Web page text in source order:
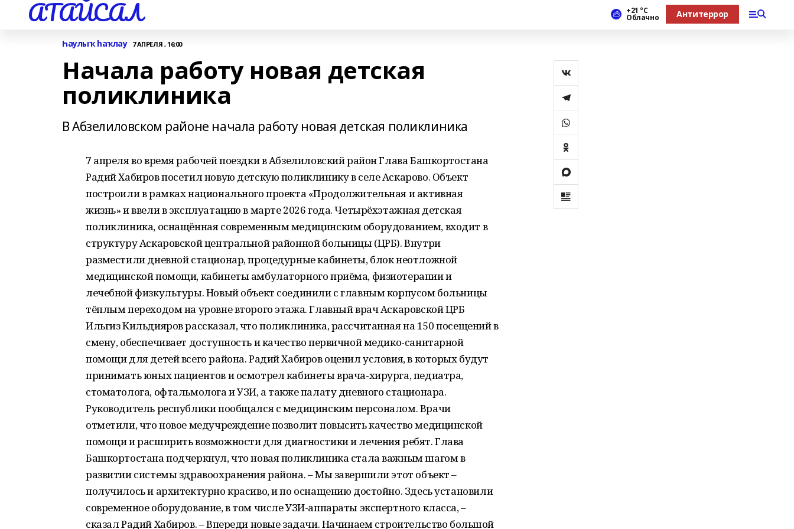
АТАЙСАЛ +21 °С
Облачно Антитеррор
Һаулыҡ һаҡлау 7 АПРЕЛЯ , 16:00
Начала работу новая детская
поликлиника
В Абзелиловском районе начала работу новая детская поликлиника
7 апреля во время рабочей поездки в Абзелиловский район Глава Башкортостана
Радий Хабиров посетил новую детскую поликлинику в селе Аскарово. Объект
построили в рамках национального проекта «Продолжительная и активная
жизнь» и ввели в эксплуатацию в марте 2026 года. Четырёхэтажная детская
поликлиника, оснащённая современным медицинским оборудованием, входит в
структуру Аскаровской центральной районной больницы (ЦРБ). Внутри
разместили дневной стационар, процедурные кабинеты, блок неотложной
медицинской помощи, кабинеты амбулаторного приёма, физиотерапии и
лечебной физкультуры. Новый объект соединили с главным корпусом больницы
тёплым переходом на уровне второго этажа. Главный врач Аскаровской ЦРБ
Ильгиз Кильдияров рассказал, что поликлиника, рассчитанная на 150 посещений в
смену, обеспечивает доступность и качество первичной медико-санитарной
помощи для детей всего района. Радий Хабиров оценил условия, в которых будут
принимать юных пациентов и осмотрел кабинеты врача-хирурга, педиатра,
стоматолога, офтальмолога и УЗИ, а также палату дневного стационара.
Руководитель республики пообщался с медицинским персоналом. Врачи
отметили, что новое медучреждение позволит повысить качество медицинской
помощи и расширить возможности для диагностики и лечения ребят. Глава
Башкортостана подчеркнул, что новая поликлиника стала важным шагом в
развитии системы здравоохранения района. – Мы завершили этот объект –
получилось и архитектурно красиво, и по оснащению достойно. Здесь установили
современное оборудование, в том числе УЗИ-аппараты экспертного класса, –
сказал Радий Хабиров. – Впереди новые задачи. Начинаем строительство большой